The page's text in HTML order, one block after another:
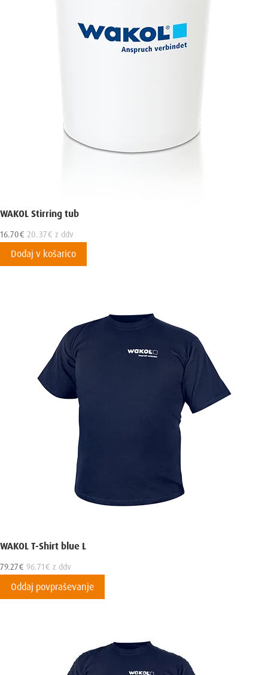
WAKOL Stirring tub
16.70€ 20.37€ z ddv
Dodaj v košarico
WAKOL T-Shirt blue L
79.27€ 96.71€ z ddv
Oddaj povpraševanje